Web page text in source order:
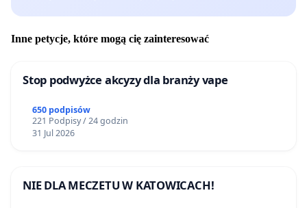
Inne petycje, które mogą cię zainteresować
Stop podwyżce akcyzy dla branży vape
650 podpisów
221 Podpisy / 24 godzin
31 Jul 2026
NIE DLA MECZETU W KATOWICACH!